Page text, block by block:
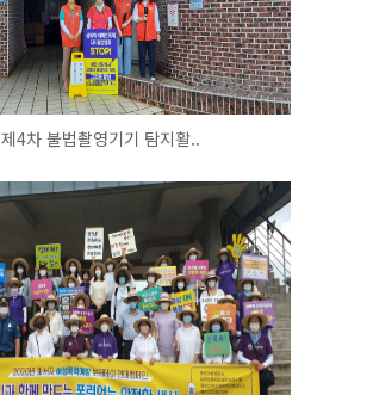
제4차 불법촬영기기 탐지활..